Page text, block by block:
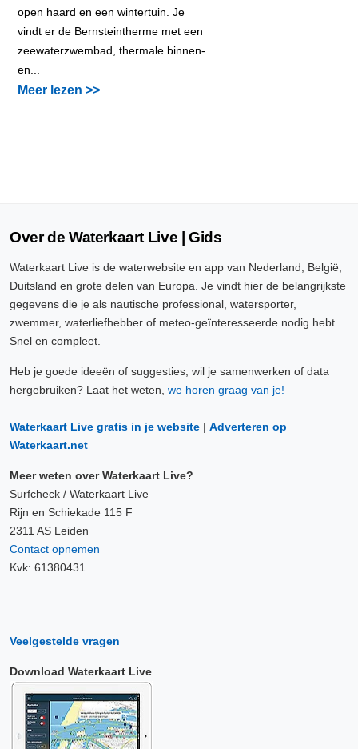
open haard en een wintertuin. Je
vindt er de Bernsteintherme met een
zeewaterzwembad, thermale binnen-
en...
Meer lezen >>
Over de Waterkaart Live | Gids
Waterkaart Live is de waterwebsite en app van Nederland, België,
Duitsland en grote delen van Europa. Je vindt hier de belangrijkste
gegevens die je als nautische professional, watersporter,
zwemmer, waterliefhebber of meteo-geïnteresseerde nodig hebt.
Snel en compleet.
Heb je goede ideeën of suggesties, wil je samenwerken of data
hergebruiken? Laat het weten, we horen graag van je!
Waterkaart Live gratis in je website | Adverteren op
Waterkaart.net
Meer weten over Waterkaart Live?
Surfcheck / Waterkaart Live
Rijn en Schiekade 115 F
2311 AS Leiden
Contact opnemen
Kvk: 61380431
Veelgestelde vragen
Download Waterkaart Live